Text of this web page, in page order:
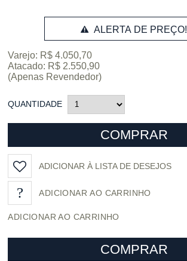
ALERTA DE PREÇO!
Varejo: R$ 4.050,70
Atacado: R$ 2.550,90
(Apenas Revendedor)
QUANTIDADE
COMPRAR
ADICIONAR À LISTA DE DESEJOS
ADICIONAR AO CARRINHO
COMPRAR